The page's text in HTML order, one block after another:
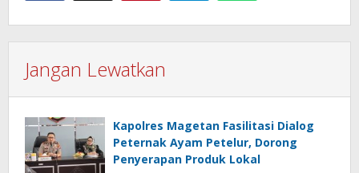
Jangan Lewatkan
Kapolres Magetan Fasilitasi Dialog
Peternak Ayam Petelur, Dorong
Penyerapan Produk Lokal